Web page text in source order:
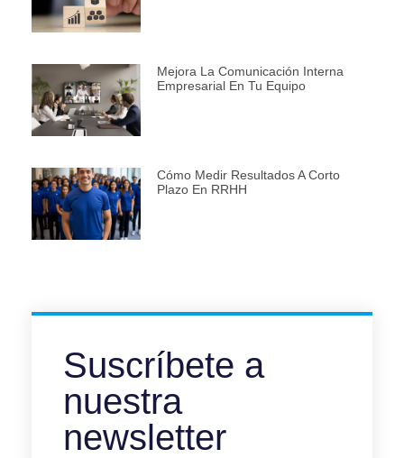
Mejora La Comunicación Interna
Empresarial En Tu Equipo
Cómo Medir Resultados A Corto
Plazo En RRHH
Suscríbete a
nuestra
newsletter